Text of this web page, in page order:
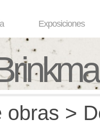
Exposiciones
obras >